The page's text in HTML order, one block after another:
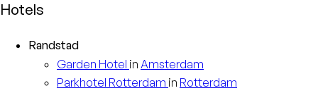
Hotels
Randstad
Garden Hotel in Amsterdam
Parkhotel Rotterdam in Rotterdam